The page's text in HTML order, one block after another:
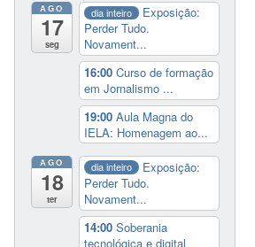
AGO
17
seg
dia inteiro
Exposição:
Perder Tudo.
Novament...
16:00Curso de formação
em Jornalismo ...
19:00Aula Magna do
IELA: Homenagem ao...
AGO
18
ter
dia inteiro
Exposição:
Perder Tudo.
Novament...
14:00Soberania
tecnológica e digital